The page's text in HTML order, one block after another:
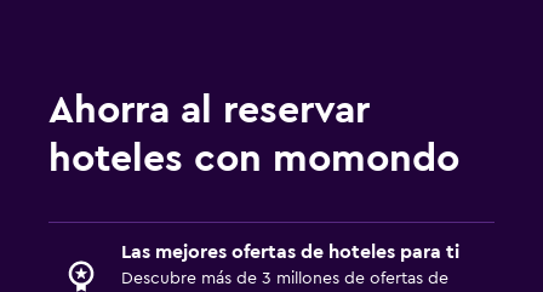
Ahorra al reservar
hoteles con momondo
Las mejores ofertas de hoteles para ti
Descubre más de 3 millones de ofertas de